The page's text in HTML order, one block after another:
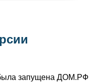
запущена ДОМ.РФ